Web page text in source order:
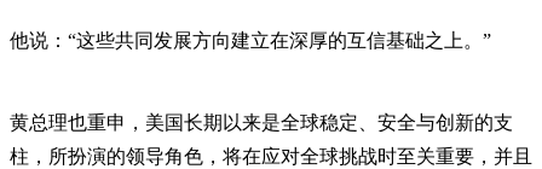
他说：“这些共同发展方向建立在深厚的互信基础之上。”
黄总理也重申，美国长期以来是全球稳定、安全与创新的支
柱，所扮演的领导角色，将在应对全球挑战时至关重要，并且